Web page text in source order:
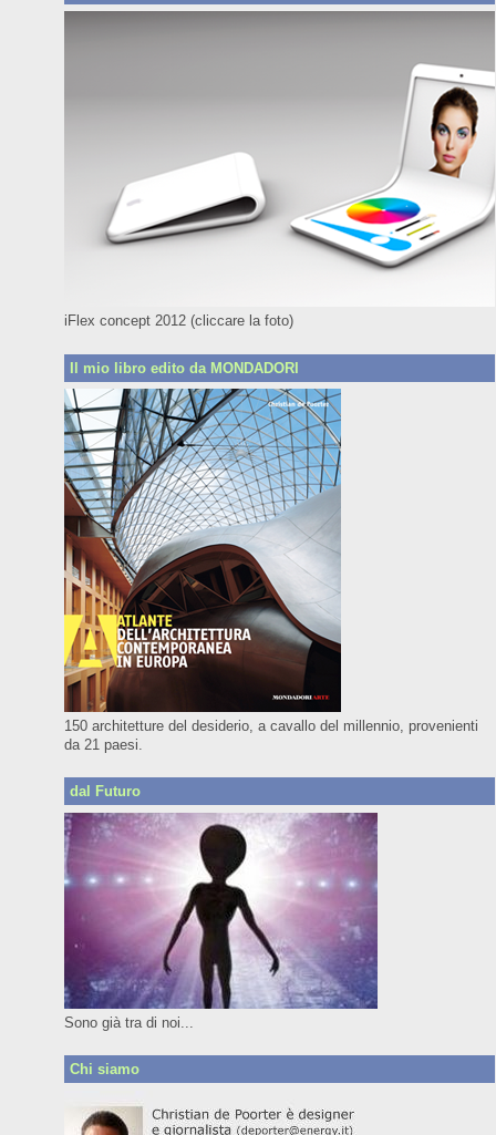
iFlex concept 2012 (cliccare la foto)
Il mio libro edito da MONDADORI
150 architetture del desiderio, a cavallo del millennio, provenienti
da 21 paesi.
dal Futuro
Sono già tra di noi...
Chi siamo